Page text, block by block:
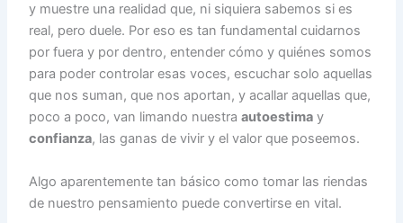
y muestre una realidad que, ni siquiera sabemos si es
real, pero duele. Por eso es tan fundamental cuidarnos
por fuera y por dentro, entender cómo y quiénes somos
para poder controlar esas voces, escuchar solo aquellas
que nos suman, que nos aportan, y acallar aquellas que,
poco a poco, van limando nuestraautoestima y
confianza, las ganas de vivir y el valor que poseemos.
Algo aparentemente tan básico como tomar las riendas
de nuestro pensamiento puede convertirse en vital.